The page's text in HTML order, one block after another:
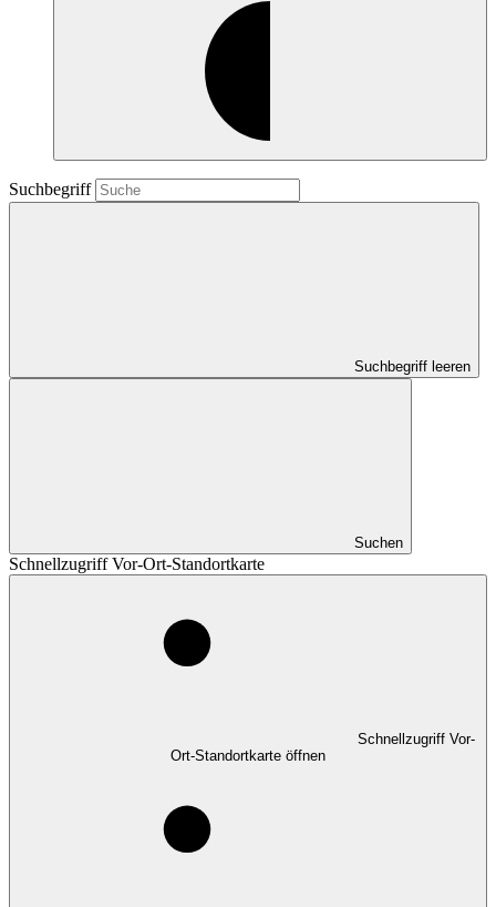
Suchbegriff
Suchbegriff leeren
Suchen
Schnellzugriff Vor-Ort-Standortkarte
Schnellzugriff Vor-
Ort-Standortkarte öffnen